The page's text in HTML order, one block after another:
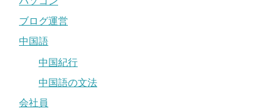
ブログ運営
中国語
中国紀行
中国語の文法
会社員